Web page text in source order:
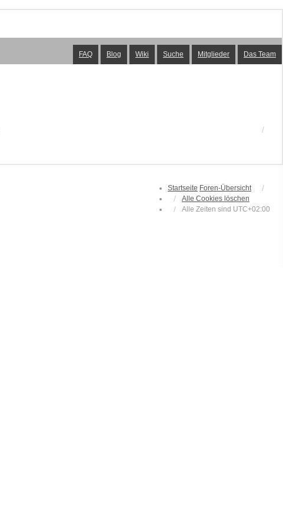
FAQ Blog Wiki Suche Mitglieder Das Team
Startseite Foren-Übersicht
Alle Cookies löschen
Alle Zeiten sind UTC+02:00